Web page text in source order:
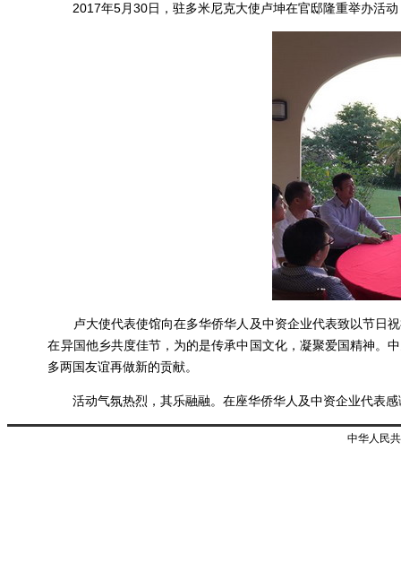
2017年5月30日，驻多米尼克大使卢坤在官邸隆重举办活
卢大使代表使馆向在多华侨华人及中资企业代表致以节日
在异国他乡共度佳节，为的是传承中国文化，凝聚爱国精神。
多两国友谊再做新的贡献。
活动气氛热烈，其乐融融。在座华侨华人及中资企业代表
中华人民